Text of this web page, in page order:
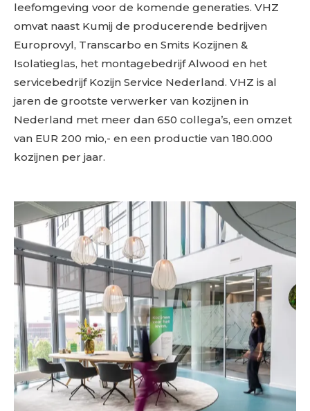
leefomgeving voor de komende generaties. VHZ
omvat naast Kumij de producerende bedrijven
Europrovyl, Transcarbo en Smits Kozijnen &
Isolatieglas, het montagebedrijf Alwood en het
servicebedrijf Kozijn Service Nederland. VHZ is al
jaren de grootste verwerker van kozijnen in
Nederland met meer dan 650 collega’s, een omzet
van EUR 200 mio,- en een productie van 180.000
kozijnen per jaar.